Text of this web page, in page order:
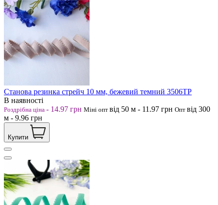
Станова резинка стрейч 10 мм, бежевий темний 3506ТР
В наявності
Роздрібна ціна - 14.97 грн Міні опт від 50 м - 11.97 грн Опт від 300
м - 9.96 грн
Купити